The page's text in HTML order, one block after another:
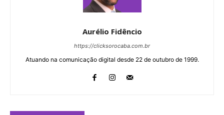
Aurélio Fidêncio
https://clicksorocaba.com.br
Atuando na comunicação digital desde 22 de outubro de 1999.